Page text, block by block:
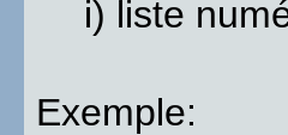
i) liste
Exemple: